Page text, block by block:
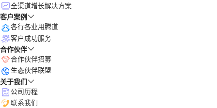
全渠道增长解决方案
客户案例
各行各业用腾道
客户成功服务
合作伙伴
合作伙伴招募
生态伙伴联盟
关于我们
公司历程
联系我们